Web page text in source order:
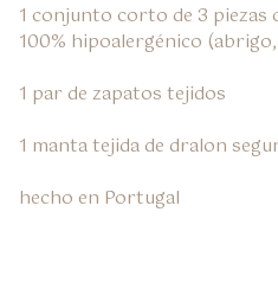
1 conjunto corto de 3
100% hipoalergénico
1 par de zapatos tejidos
1 manta tejida de dralon
hecho en Portugal